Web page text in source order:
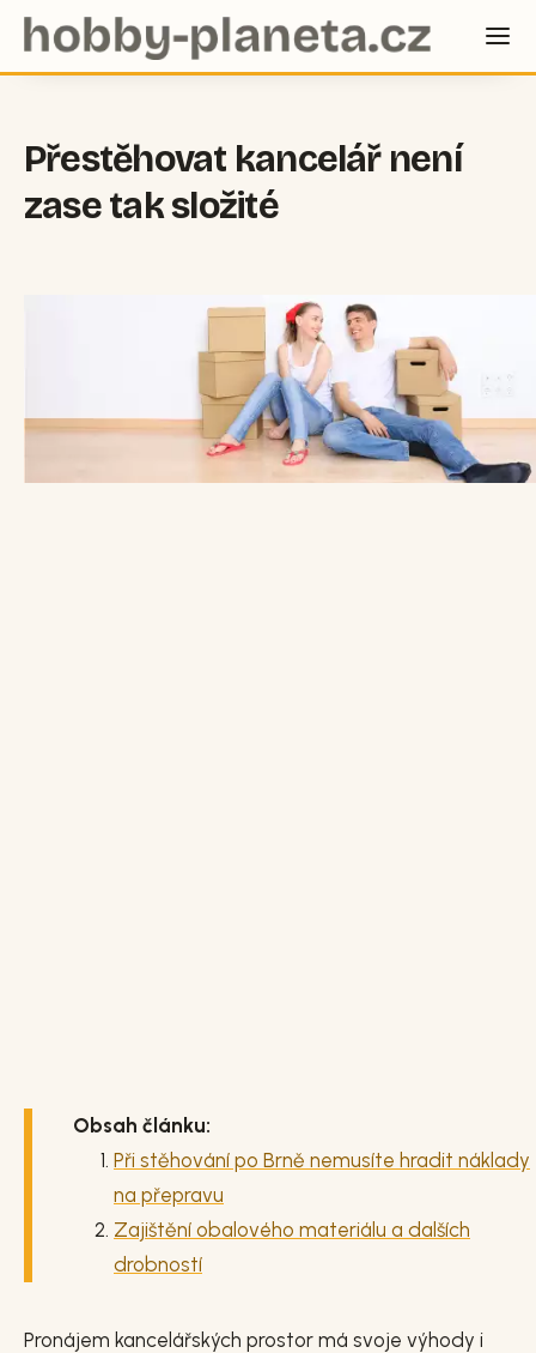
Přestěhovat kancelář není
zase tak složité
Obsah článku:
Při stěhování po Brně nemusíte hradit náklady
na přepravu
Zajištění obalového materiálu a dalších
drobností
Pronájem kancelářských prostor má svoje výhody i